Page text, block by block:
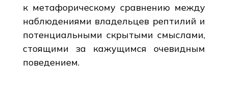
к метафорическому сравнению между
наблюдениями владельцев рептилий и
потенциальными скрытыми смыслами,
стоящими за кажущимся очевидным
поведением.